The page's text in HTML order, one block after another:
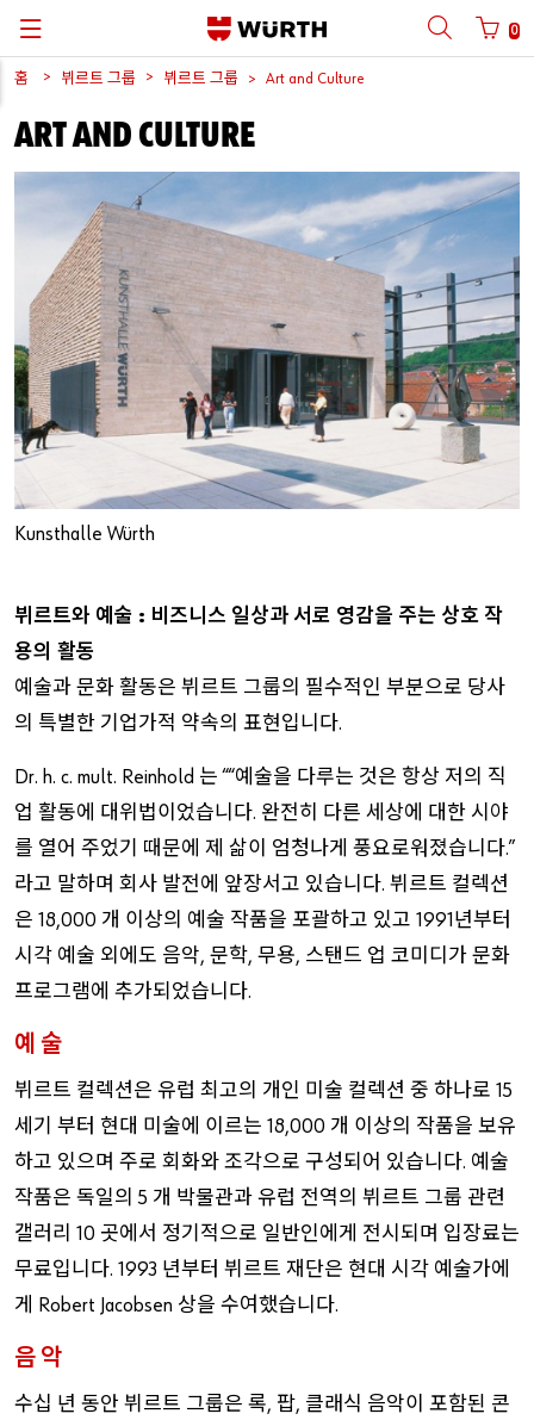
0
뒤로
사용자 이름 사용
이름
비밀번호
비밀번호를 잊어버렸나요?
저장하기
온라인샵 고객으로 가입하시겠습니까?
온라인 샵의 모든 기능을 사용하려면 이곳에서
로 등록하십시오.
기업고객 전용판매
지금 회원가입하세요
뒤로
카탈로그
뒤로
Automotive
Construction
Metal
Wood
Industry
뒤로
ORSY®시스템
뒤로
품질및프로세스관리
공급사관리
뷔르트연구소
3D프린팅
기술자료
뒤로
뷔르트 그룹
뷔르트
뒤로
한국어
홈 뷔르트 그룹 뷔르트 그룹 Art and Culture
ART AND CULTURE
Kunsthalle Würth
뷔르트와 예술 : 비즈니스 일상과서로 영감을 주는 상호 작
용의 활동
예술과문화활동은 뷔르트 그룹의 필수적인 부분으로 당사
의 특별한 기업가적 약속의 표현입니다.
Dr. h. c. mult. Reinhold 는 ““예술을 다루는 것은 항상 저의 직
업 활동에 대위법이었습니다. 완전히 다른 세상에 대한 시야
를 열어 주었기 때문에 제 삶이 엄청나게 풍요로워졌습니다.”
라고 말하며 회사 발전에 앞장서고 있습니다. 뷔르트 컬렉션
은 18,000 개 이상의 예술 작품을 포괄하고 있고 1991 년부터
시각 예술 외에도 음악, 문학, 무용, 스탠드 업 코미디가문화
프로그램에 추가되었습니다.
예술
뷔르트 컬렉션은 유럽 최고의 개인 미술 컬렉션 중 하나로 15
세기 부터 현대 미술에 이르는 18,000 개 이상의 작품을 보유
하고 있으며 주로 회화와조각으로 구성되어 있습니다. 예술
작품은 독일의 5 개 박물관과유럽 전역의 뷔르트 그룹 관련
갤러리 10 곳에서 정기적으로 일반인에게 전시되며 입장료는
무료입니다. 1993 년부터 뷔르트 재단은 현대 시각 예술가에
게 Robert Jacobsen 상을 수여했습니다.
음악
수십 년 동안 뷔르트 그룹은 록, 팝, 클래식 음악이 포함된 콘